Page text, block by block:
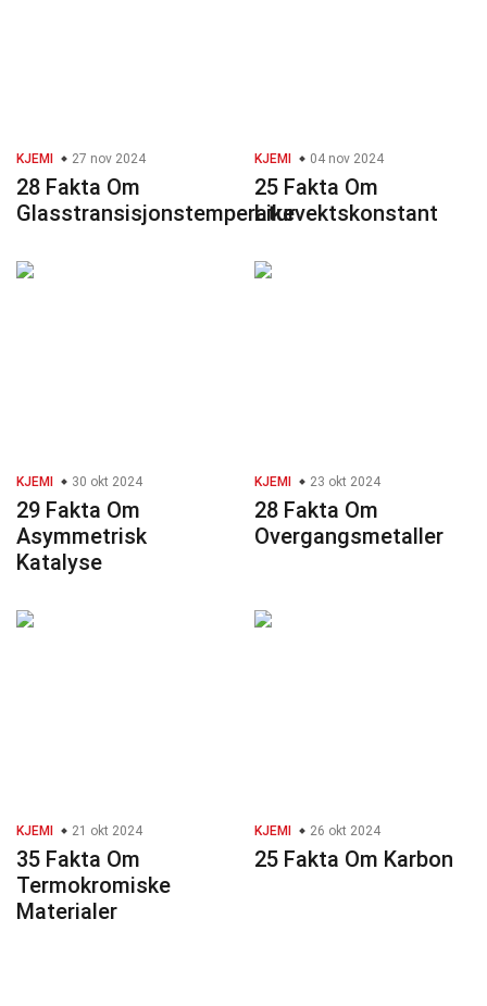
KJEMI 27 nov 2024
28 Fakta Om
Glasstransisjonstemperatur
KJEMI 04 nov 2024
25 Fakta Om
Likevektskonstant
KJEMI 30 okt 2024
29 Fakta Om
Asymmetrisk
Katalyse
KJEMI 23 okt 2024
28 Fakta Om
Overgangsmetaller
KJEMI 21 okt 2024
35 Fakta Om
Termokromiske
Materialer
KJEMI 26 okt 2024
25 Fakta Om Karbon